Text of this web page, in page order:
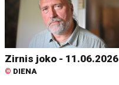
Zirnis joko - 11.06.2026
© DIENA